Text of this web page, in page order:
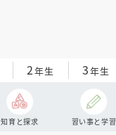
2年生 3年生
知育と探求 習い事と学習